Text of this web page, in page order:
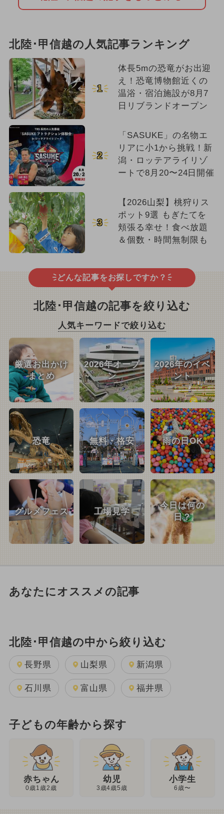
北陸･甲信越の人気記事ランキング
1
体長5mの恐竜がお出迎
え！恐竜博物館近くの
温浴・宿泊施設が8月7
日リブランドオープン
2
「SASUKE」の名物エ
リアに小1から挑戦！新
潟・ロッテアライリゾ
ートで8月20〜24日開催
3
【2026山梨】桃狩りス
ポット9選 もぎたてを
頬張る幸せ！食べ放題
＆個数・時間無制限も
どんな記事をお探しですか？
北陸･甲信越の記事を絞り込む
人気キーワードで絞り込む
厳選お出かけ
まとめ
2026年オープ
ン
2026年のイベ
ント
恐竜 無料・格安 雨の日OK
グルメフェス 工場見学
今日は何の
日？
あなたにオススメの記事
北陸･甲信越の中から絞り込む
長野県 山梨県 新潟県
石川県 富山県 福井県
子どもの年齢から探す
赤ちゃん
0歳1歳2歳
幼児
3歳4歳5歳
小学生
6歳〜